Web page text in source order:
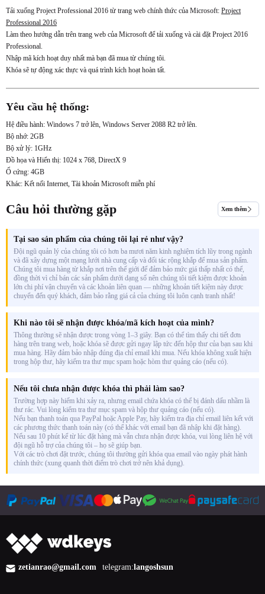
Tải xuống Project Professional 2016 từ trang web chính thức của Microsoft: Project
Professional 2016
Làm theo hướng dẫn trên trang web của Microsoft để tải xuống và cài đặt Project 2016
Professional.
Nhập mã kích hoạt duy nhất mà bạn đã mua từ chúng tôi.
Khóa sẽ tự động xác thực và quá trình kích hoạt hoàn tất.
Yêu cầu hệ thống:
Hệ điều hành: Windows 7 trở lên, Windows Server 2088 R2 trở lên.
Bộ nhớ: 2GB
Bộ xử lý: 1GHz
Đồ họa và Hiển thị: 1024 x 768, DirectX 9
Ổ cứng: 4GB
Khác: Kết nối Internet, Tài khoản Microsoft miễn phí
Câu hỏi thường gặp Xem thêm
Tại sao sản phẩm của chúng tôi lại rẻ như vậy?
Đội ngũ quản lý của chúng tôi có hơn ba mươi năm kinh nghiệm tích lũy trong ngành
và đã xây dựng một mạng lưới nhà cung cấp và đối tác rộng khắp để mua sản phẩm.
Chúng tôi mua hàng từ khắp nơi trên thế giới để đảm bảo mức giá thấp nhất có thể,
đồng thời vì chỉ bán các sản phẩm dưới dạng số nên chúng tôi tiết kiệm được khoản
lớn chi phí vận chuyển và các khoản liên quan — những khoản tiết kiệm này được
chuyển đến quý khách, đảm bảo rằng giá cả của chúng tôi luôn cạnh tranh nhất!
Khi nào tôi sẽ nhận được khóa/mã kích hoạt của mình?
Thông thường sẽ nhận được trong vòng 1–3 giây. Bạn có thể tìm thấy chi tiết đơn
hàng trên trang web, hoặc khóa sẽ được gửi ngay lập tức đến hộp thư của bạn sau khi
mua hàng. Hãy đảm bảo nhập đúng địa chỉ email khi mua. Nếu khóa không xuất hiện
trong hộp thư, hãy kiểm tra thư mục spam hoặc hòm thư quảng cáo (nếu có).
Nếu tôi chưa nhận được khóa thì phải làm sao?
Trường hợp này hiếm khi xảy ra, nhưng email chứa khóa có thể bị đánh dấu nhầm là
thư rác. Vui lòng kiểm tra thư mục spam và hộp thư quảng cáo (nếu có).
Nếu bạn thanh toán qua PayPal hoặc Apple Pay, hãy kiểm tra địa chỉ email liên kết với
các phương thức thanh toán này (có thể khác với email bạn đã nhập khi đặt hàng).
Nếu sau 10 phút kể từ lúc đặt hàng mà vẫn chưa nhận được khóa, vui lòng liên hệ với
đội ngũ hỗ trợ của chúng tôi – họ sẽ giúp bạn.
Với các trò chơi đặt trước, chúng tôi thường gửi khóa qua email vào ngày phát hành
chính thức (xung quanh thời điểm trò chơi trở nên khả dụng).
zetianrao@gmail.com telegram:langoshsun